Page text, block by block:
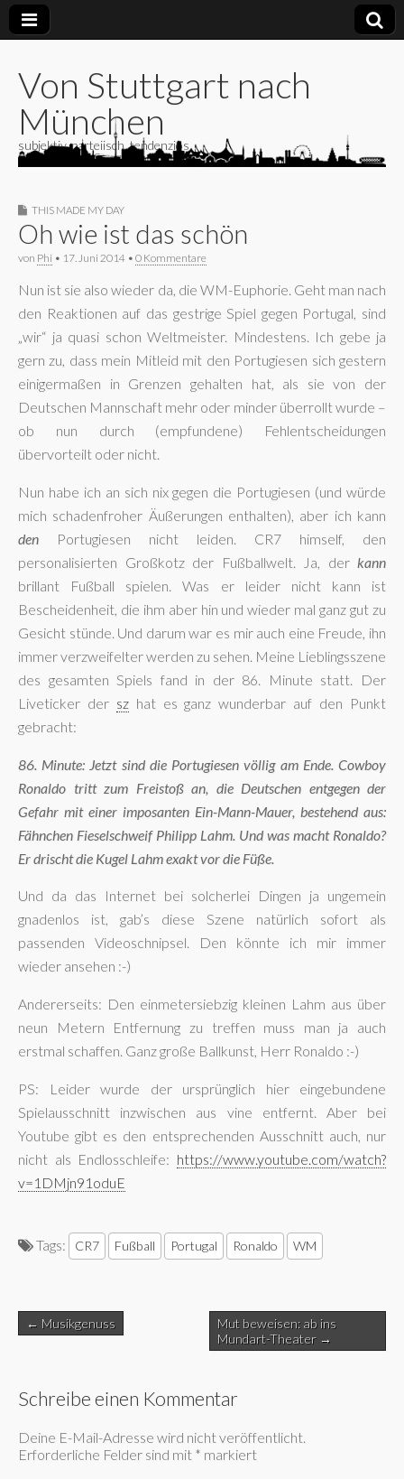
Von Stuttgart nach
München
subjektiv, parteiisch, tendenziös
THIS MADE MY DAY
Oh wie ist das schön
von Phi • 17. Juni 2014 • 0 Kommentare
Nun ist sie also wieder da, die WM-Euphorie. Geht man nach
den Reaktionen auf das gestrige Spiel gegen Portugal, sind
„wir“ ja quasi schon Weltmeister. Mindestens. Ich gebe ja
gern zu, dass mein Mitleid mit den Portugiesen sich gestern
einigermaßen in Grenzen gehalten hat, als sie von der
Deutschen Mannschaft mehr oder minder überrollt wurde –
ob nun durch (empfundene) Fehlentscheidungen
übervorteilt oder nicht.
Nun habe ich an sich nix gegen die Portugiesen (und würde
mich schadenfroher Äußerungen enthalten), aber ich kann
den Portugiesen nicht leiden. CR7 himself, den
personalisierten Großkotz der Fußballwelt. Ja, der kann
brillant Fußball spielen. Was er leider nicht kann ist
Bescheidenheit, die ihm aber hin und wieder mal ganz gut zu
Gesicht stünde. Und darum war es mir auch eine Freude, ihn
immer verzweifelter werden zu sehen. Meine Lieblingsszene
des gesamten Spiels fand in der 86. Minute statt. Der
Liveticker der szhat es ganz wunderbar auf den Punkt
gebracht:
86. Minute: Jetzt sind die Portugiesen völlig am Ende. Cowboy
Ronaldo tritt zum Freistoß an, die Deutschen entgegen der
Gefahr mit einer imposanten Ein-Mann-Mauer, bestehend aus:
Fähnchen Fieselschweif Philipp Lahm. Und was macht Ronaldo?
Er drischt die Kugel Lahm exakt vor die Füße.
Und da das Internet bei solcherlei Dingen ja ungemein
gnadenlos ist, gab’s diese Szene natürlich sofort als
passenden Videoschnipsel. Den könnte ich mir immer
wieder ansehen :-)
Andererseits: Den einmetersiebzig kleinen Lahm aus über
neun Metern Entfernung zu treffen muss man ja auch
erstmal schaffen. Ganz große Ballkunst, Herr Ronaldo :-)
PS: Leider wurde der ursprünglich hier eingebundene
Spielausschnitt inzwischen aus vine entfernt. Aber bei
Youtube gibt es den entsprechenden Ausschnitt auch, nur
nicht als Endlosschleife: https://www.youtube.com/watch?
v=1DMjn91oduE
Tags: CR7 Fußball Portugal Ronaldo WM
Post
navigation
← Musikgenuss
Mut beweisen: ab ins
Mundart-Theater →
Schreibe einen Kommentar
Deine E-Mail-Adresse wird nicht veröffentlicht.
Erforderliche Felder sind mit * markiert